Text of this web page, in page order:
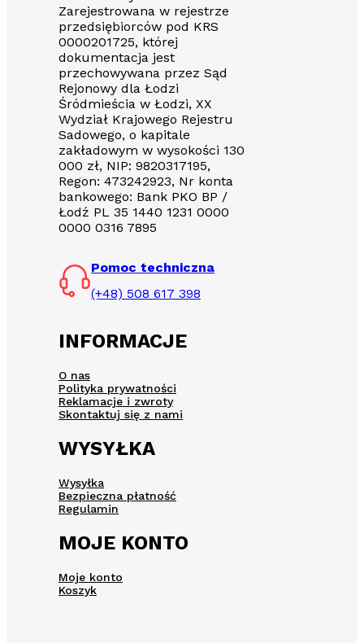
Zarejestrowana w rejestrze
przedsiębiorców pod KRS
0000201725, której
dokumentacja jest
przechowywana przez Sąd
Rejonowy dla Łodzi
Śródmieścia w Łodzi, XX
Wydział Krajowego Rejestru
Sadowego, o kapitale
zakładowym w wysokości 130
000 zł, NIP: 9820317195,
Regon: 473242923, Nr konta
bankowego: Bank PKO BP /
Łodź PL 35 1440 1231 0000
0000 0316 7895
Pomoc techniczna
(+48) 508 617 398
INFORMACJE
O nas
Polityka prywatności
Reklamacje i zwroty
Skontaktuj się z nami
WYSYŁKA
Wysyłka
Bezpieczna płatność
Regulamin
MOJE KONTO
Moje konto
Koszyk